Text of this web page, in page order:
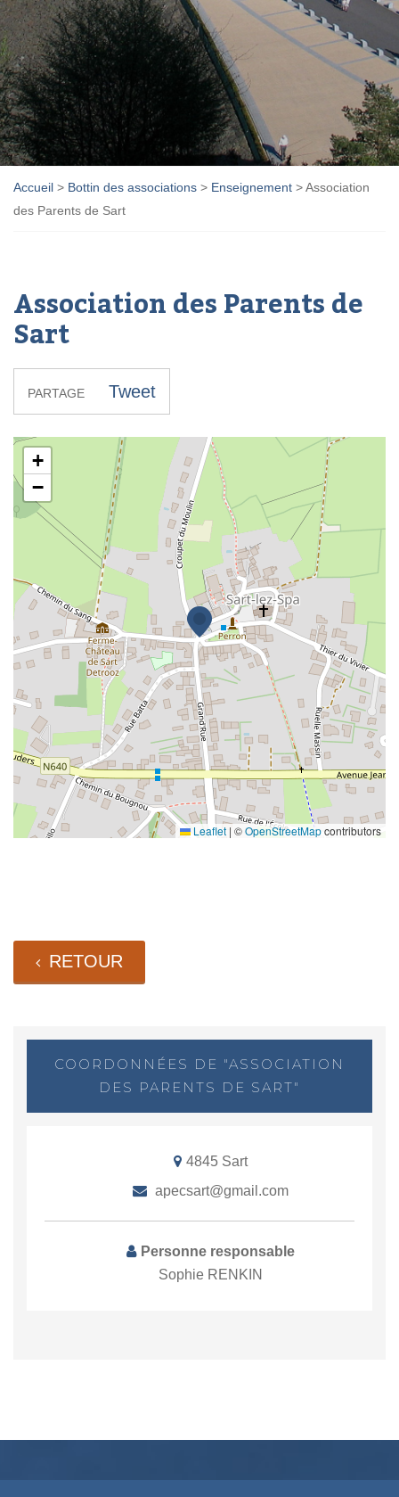
Accueil > Bottin des associations > Enseignement >Association
des Parents de Sart
Association des Parents de
Sart
PARTAGE Tweet
Association des Parents de Sart
+
−
Leaflet | ©OpenStreetMapcontributors
RETOUR
COORDONNÉES DE "ASSOCIATION
DES PARENTS DE SART"
4845 Sart
apecsart@gmail.com
Personne responsable
Sophie RENKIN